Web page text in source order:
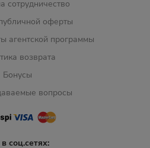
сотрудничество
оферты
агентской программы
возврата
Бонусы
вопросы
соц.сетях: